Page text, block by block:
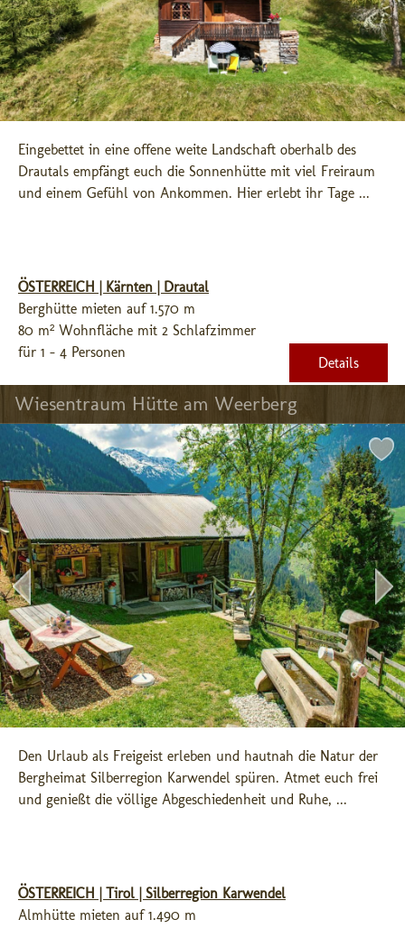
Eingebettet in eine offene weite Landschaft oberhalb des
Drautals empfängt euch die Sonnenhütte mit viel Freiraum
und einem Gefühl von Ankommen. Hier erlebt ihr Tage ...
ÖSTERREICH | Kärnten | Drautal
Berghütte mieten auf 1.570 m
80 m² Wohnfläche mit 2 Schlafzimmer
für 1 - 4 Personen
Details
Wiesentraum Hütte am Weerberg
Den Urlaub als Freigeist erleben und hautnah die Natur der
Bergheimat Silberregion Karwendel spüren. Atmet euch frei
und genießt die völlige Abgeschiedenheit und Ruhe, ...
ÖSTERREICH | Tirol | Silberregion Karwendel
Almhütte mieten auf 1.490 m